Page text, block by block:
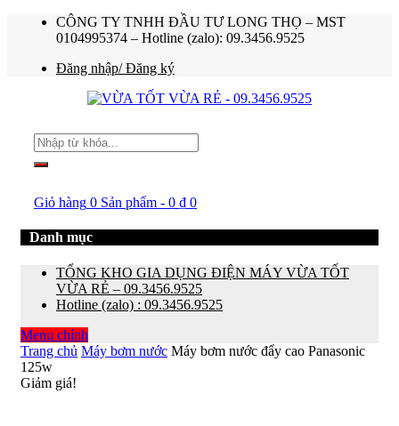
CÔNG TY TNHH ĐẦU TƯ LONG THỌ – MST
0104995374 – Hotline (zalo): 09.3456.9525
Đăng nhập/ Đăng ký
Giỏ hàng 0 Sản phẩm - 0 ₫ 0
Danh mục
TỔNG KHO GIA DỤNG ĐIỆN MÁY VỪA TỐT
VỪA RẺ – 09.3456.9525
Hotline (zalo) : 09.3456.9525
Menu chính
Trang chủ Máy bơm nước Máy bơm nước đẩy cao Panasonic
125w
Giảm giá!